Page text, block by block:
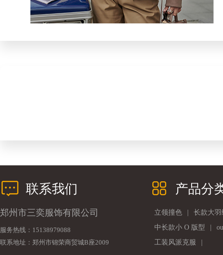
联系我们
郑州市三奕服饰有限公司
服务热线：15138979088
联系地址：郑州市锦荣商贸城B座2009
产品分
立领撞色
长款大羽
中长款小 O 版型
工装风派克服